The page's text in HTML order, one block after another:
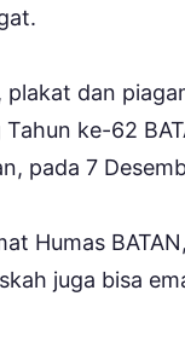
dan
ke-62
pada 7
Humas
juga bisa